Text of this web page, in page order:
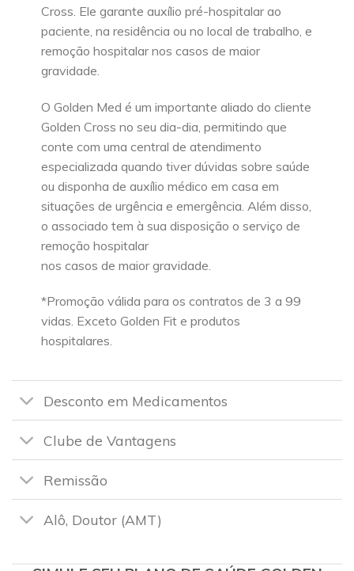
Cross. Ele garante auxílio pré-hospitalar ao
paciente, na residência ou no local de trabalho, e
remoção hospitalar nos casos de maior
gravidade.
O Golden Med é um importante aliado do cliente
Golden Cross no seu dia-dia, permitindo que
conte com uma central de atendimento
especializada quando tiver dúvidas sobre saúde
ou disponha de auxílio médico em casa em
situações de urgência e emergência. Além disso,
o associado tem à sua disposição o serviço de
remoção hospitalar
nos casos de maior gravidade.
*Promoção válida para os contratos de 3 a 99
vidas. Exceto Golden Fit e produtos
hospitalares.
Desconto em Medicamentos
Clube de Vantagens
Remissão
Alô, Doutor (AMT)